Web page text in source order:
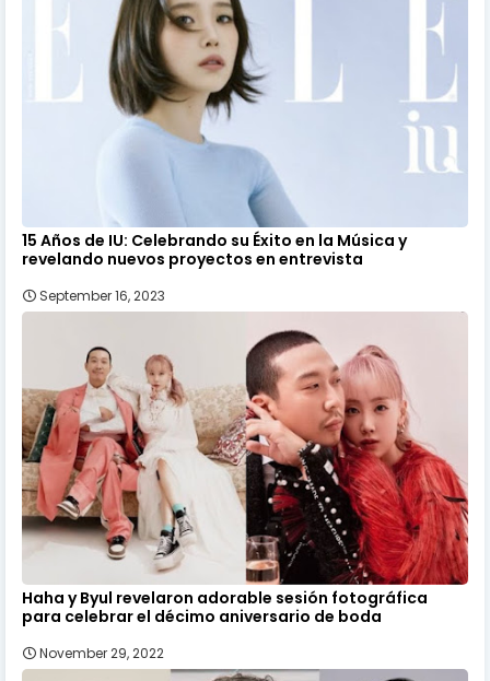
15 Años de IU: Celebrando su Éxito en la Música y
revelando nuevos proyectos en entrevista
September 16, 2023
Haha y Byul revelaron adorable sesión fotográfica
para celebrar el décimo aniversario de boda
November 29, 2022